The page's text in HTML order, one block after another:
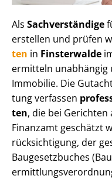
Als Sachverständige
erstellen und prüfen
ten in Finsterwalde
ermitteln
Immobilie. Die
tung verfassen
ten, die bei
Finanzamt geschätzt
rück­sich­ti­gung, der
Baugesetzbuches